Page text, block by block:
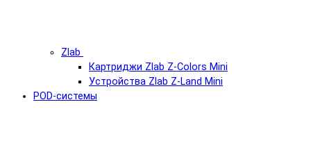
Zlab
Картриджи Zlab Z-Colors Mini
Устройства Zlab Z-Land Mini
POD-системы